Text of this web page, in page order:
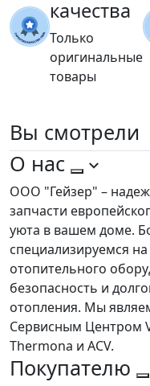
качества
Только
оригинальные
товары
Вы смотрели
О нас
ООО "Гейзер" –
запчасти
уюта в вашем доме.
специализируемся
отопительного
безопасность и
отопления. Мы
Сервисным Центром
Thermona и ACV.
Покупателю